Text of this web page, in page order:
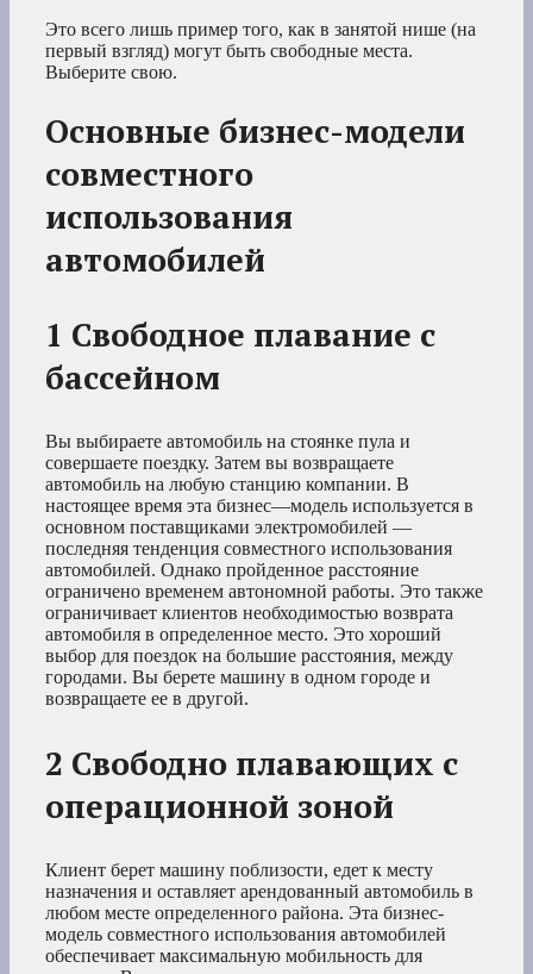
Это всего лишь пример того, как в занятой нише (на
первый взгляд) могут быть свободные места.
Выберите свою.
Основные бизнес-модели
совместного
использования
автомобилей
1 Свободное плавание с
бассейном
Вы выбираете автомобиль на стоянке пула и
совершаете поездку. Затем вы возвращаете
автомобиль на любую станцию компании. В
настоящее время эта бизнес—модель используется в
основном поставщиками электромобилей —
последняя тенденция совместного использования
автомобилей. Однако пройденное расстояние
ограничено временем автономной работы. Это также
ограничивает клиентов необходимостью возврата
автомобиля в определенное место. Это хороший
выбор для поездок на большие расстояния, между
городами. Вы берете машину в одном городе и
возвращаете ее в другой.
2 Свободно плавающих с
операционной зоной
Клиент берет машину поблизости, едет к месту
назначения и оставляет арендованный автомобиль в
любом месте определенного района. Эта бизнес-
модель совместного использования автомобилей
обеспечивает максимальную мобильность для